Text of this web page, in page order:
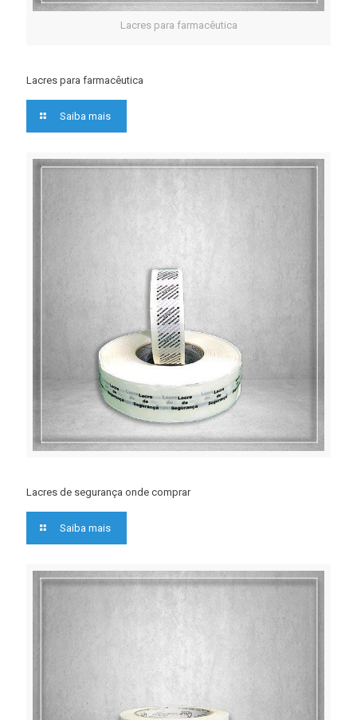
Lacres para farmacêutica
Lacres para farmacêutica
Saiba mais
Lacres de segurança onde comprar
Saiba mais